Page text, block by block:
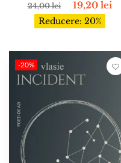
24,00lei 19,20 lei
Reducere: 20%
-20%